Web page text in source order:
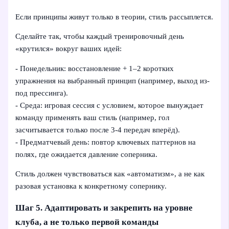
Если принципы живут только в теории, стиль рассыплется.
Сделайте так, чтобы каждый тренировочный день
«крутился» вокруг ваших идей:
- Понедельник: восстановление + 1–2 коротких
упражнения на выбранный принцип (например, выход из-
под прессинга).
- Среда: игровая сессия с условием, которое вынуждает
команду применять ваш стиль (например, гол
засчитывается только после 3‑4 передач вперёд).
- Предматчевый день: повтор ключевых паттернов на
полях, где ожидается давление соперника.
Стиль должен чувствоваться как «автоматизм», а не как
разовая установка к конкретному сопернику.
Шаг 5. Адаптировать и закрепить на уровне
клуба, а не только первой команды